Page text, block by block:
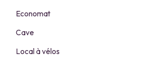
Economat
Cave
Local à vélos